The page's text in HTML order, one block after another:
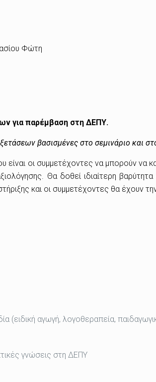
Φώτη
για παρέμβαση στη ΔΕΠΥ.
βασισμένες στο σεμινάριο και
είναι οι συμμετέχοντες να μπορούν να
Θα δοθεί ιδιαίτερη
και οι συμμετέχοντες θα έχουν
(ειδική αγωγή, λογοθεραπεία,
γνώσεις στη ΔΕΠΥ